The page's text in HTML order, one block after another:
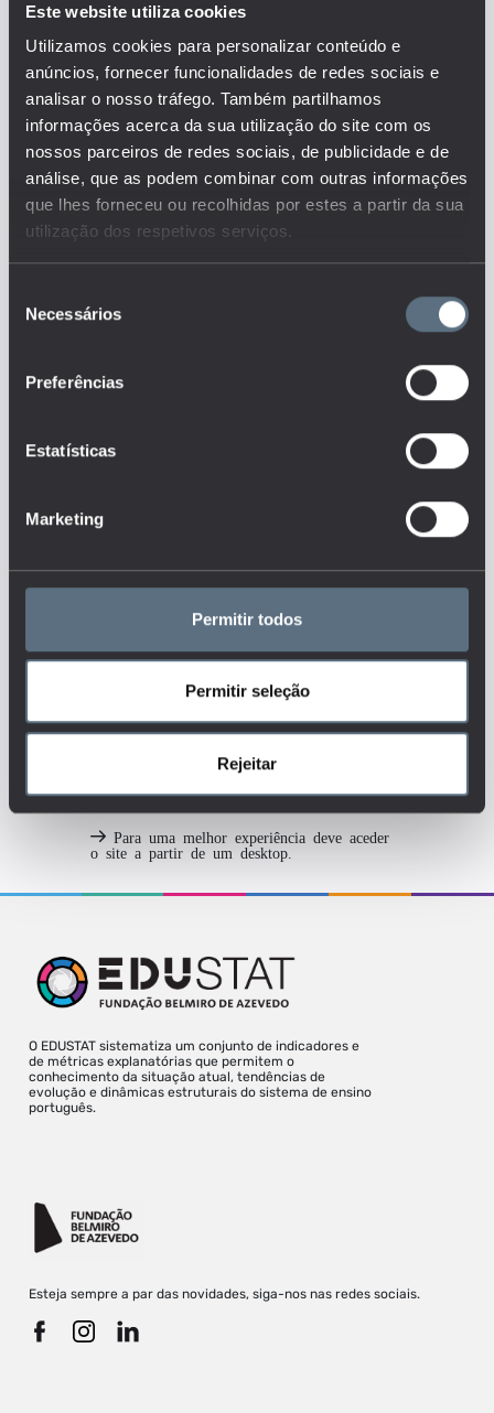
Este website utiliza cookies
Utilizamos cookies para personalizar conteúdo e
anúncios, fornecer funcionalidades de redes sociais e
analisar o nosso tráfego. Também partilhamos
informações acerca da sua utilização do site com os
nossos parceiros de redes sociais, de publicidade e de
análise, que as podem combinar com outras informações
que lhes forneceu ou recolhidas por estes a partir da sua
utilização dos respetivos serviços.
Necessários
Preferências
Estatísticas
Marketing
Permitir todos
Permitir seleção
Rejeitar
Descrição:
Dados recolhidos e analisados
pela Direção-Geral de
Estatísticas da Educação e
Ciência (DGEEC) no âmbito do
Inclusiva Apoio à Aprendizagem
e à Inclusão", com o intuito de
conhecer a forma como as
escolas organizam os recursos
conjunto que responde às
psicológicos, apoios aos alunos
EDUCAÇÃO INCLUSIVA ENSINO BÁSICO
ENSINO SECUNDÁRIO NEE
Para uma melhor experiência deve aceder
o site a partir de um desktop.
O EDUSTAT sistematiza um conjunto de indicadores e
de métricas explanatórias que permitem o
conhecimento da situação atual, tendências de
evolução e dinâmicas estruturais do sistema de ensino
português.
Esteja sempre a par das novidades, siga-nos nas redes sociais.